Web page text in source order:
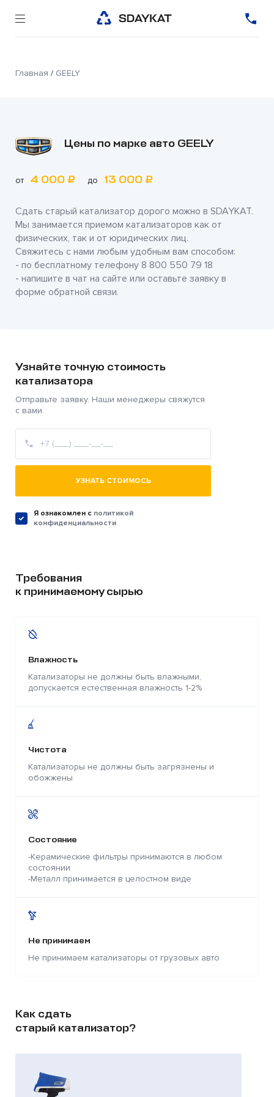
Главная / GEELY
Цены по марке авто GEELY
от 4 000 ₽ до 13 000 ₽
Сдать старый катализатор дорого можно в SDAYKAT.
Мы занимается приемом катализаторов как от
физических, так и от юридических лиц.
Свяжитесь с нами любым удобным вам способом:
- по бесплатному телефону 8 800 550 79 18
- напишите в чат на сайте или оставьте заявку в
форме обратной связи.
Узнайте точную стоимость
катализатора
Отправьте заявку. Наши менеджеры свяжутся
с вами.
УЗНАТЬ СТОИМОСЬ
Я ознакомлен c политикой
конфиденциальности
Требования
к принимаемому сырью
Влажность
Катализаторы не должны быть влажными,
допускается естественная влажность 1-2%
Чистота
Катализаторы не должны быть загрязнены и
обожжены
Состояние
-Керамические фильтры принимаются в любом
состоянии
-Металл принимается в целостном виде
Не принимаем
Не принимаем катализаторы от грузовых авто
Как сдать
старый катализатор?